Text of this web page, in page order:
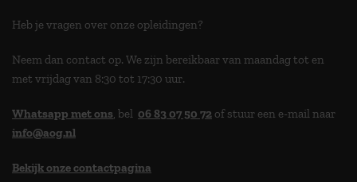
Heb je vragen over onze opleidingen?
Neem dan contact op. We zijn bereikbaar van maandag tot en
met vrijdag van 8:30 tot 17:30 uur.
Whatsapp met ons, bel 06 83 07 50 72 of stuur een e-mail naar
info@aog.nl
Bekijk onze contactpagina